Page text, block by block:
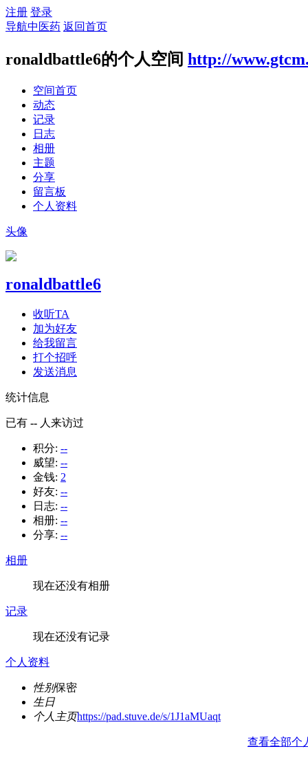
注册 登录
导航中医药 返回首页
ronaldbattle6的个人空间 http://
空间首页
动态
记录
日志
相册
主题
分享
留言板
个人资料
头像
ronaldbattle6
收听TA
加为好友
给我留言
打个招呼
发送消息
统计信息
已有 -- 人来访过
积分: --
威望: --
金钱: 2
好友: --
日志: --
相册: --
分享: --
相册
现在还没有相册
记录
现在还没有记录
个人资料
性别保密
生日
个人主页https://pad.stuve.de/s/1J1aMUaqt
查看全部个